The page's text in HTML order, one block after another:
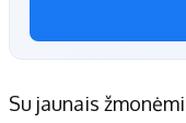
Su jaunais